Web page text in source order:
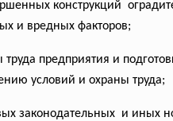
конструкций
и вредных факторов;
предприятия и
условий и охраны труда;
законодательных и иных